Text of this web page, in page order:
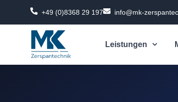
+49 (0)8368 29 197 info@mk-
Leistungen